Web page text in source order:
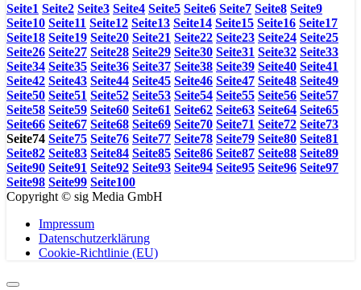
Seite1 Seite2 Seite3 Seite4 Seite5 Seite6 Seite7 Seite8 Seite9
Seite10 Seite11 Seite12 Seite13 Seite14 Seite15 Seite16 Seite17
Seite18 Seite19 Seite20 Seite21 Seite22 Seite23 Seite24 Seite25
Seite26 Seite27 Seite28 Seite29 Seite30 Seite31 Seite32 Seite33
Seite34 Seite35 Seite36 Seite37 Seite38 Seite39 Seite40 Seite41
Seite42 Seite43 Seite44 Seite45 Seite46 Seite47 Seite48 Seite49
Seite50 Seite51 Seite52 Seite53 Seite54 Seite55 Seite56 Seite57
Seite58 Seite59 Seite60 Seite61 Seite62 Seite63 Seite64 Seite65
Seite66 Seite67 Seite68 Seite69 Seite70 Seite71 Seite72 Seite73
Seite74 Seite75 Seite76 Seite77 Seite78 Seite79 Seite80 Seite81
Seite82 Seite83 Seite84 Seite85 Seite86 Seite87 Seite88 Seite89
Seite90 Seite91 Seite92 Seite93 Seite94 Seite95 Seite96 Seite97
Seite98 Seite99 Seite100
Copyright © sig Media GmbH
Impressum
Datenschutzerklärung
Cookie-Richtlinie (EU)